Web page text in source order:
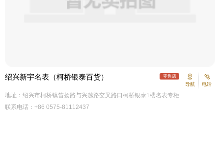
绍兴新宇名表（柯桥银泰百货） 零售店
导航 电话
地址：绍兴市柯桥镇笛扬路与兴越路交叉路口柯桥银泰1楼名表专柜
联系电话：+86 0575-81112437